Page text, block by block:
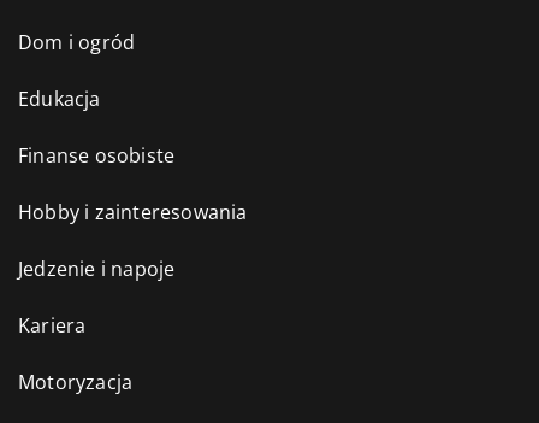
Dom i ogród
Edukacja
Finanse osobiste
Hobby i zainteresowania
Jedzenie i napoje
Kariera
Motoryzacja